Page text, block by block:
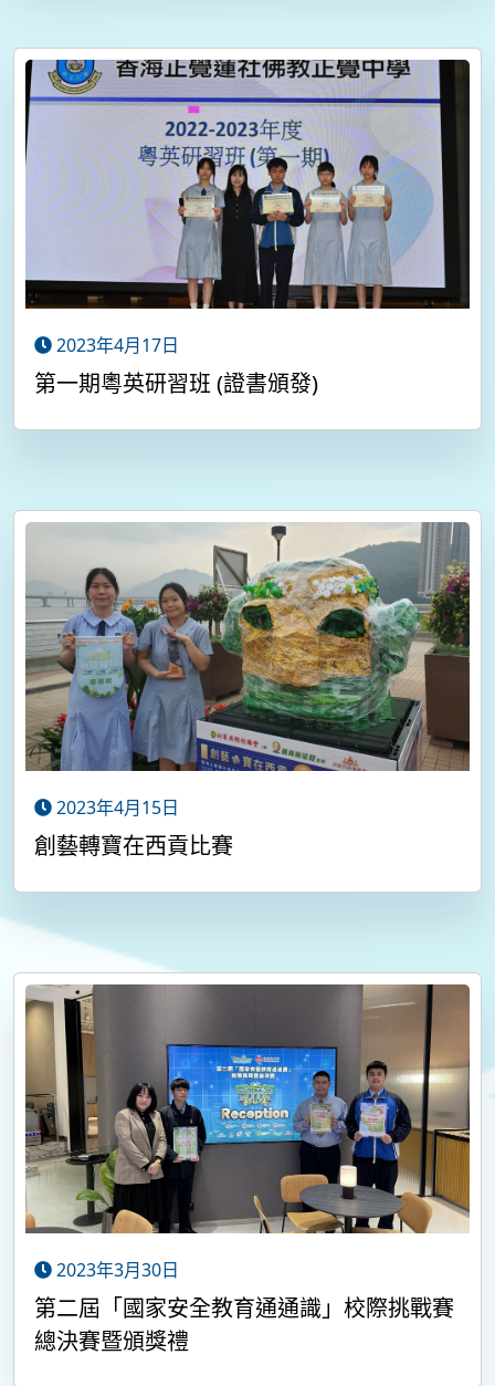
2023年4月17日
第一期粵英研習班 (證書頒發)
2023年4月15日
創藝轉寶在西貢比賽
2023年3月30日
第二屆「國家安全教育通通識」校際挑戰賽
總決賽暨頒獎禮